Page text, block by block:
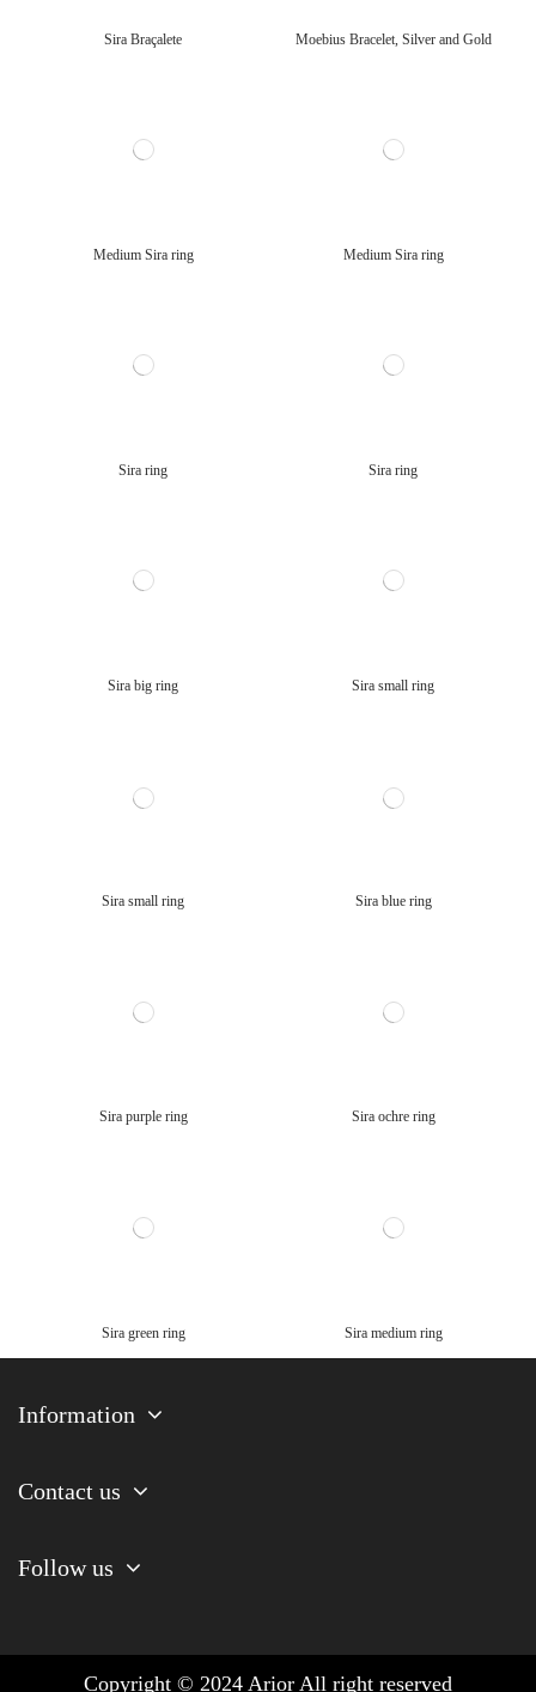
Sira Braçalete Moebius Bracelet, Silver and Gold
Medium Sira ring Medium Sira ring
Sira ring Sira ring
Sira big ring Sira small ring
Sira small ring Sira blue ring
Sira purple ring Sira ochre ring
Sira green ring Sira medium ring
Information
Contact us
Follow us
Copyright © 2024 Arior All right reserved